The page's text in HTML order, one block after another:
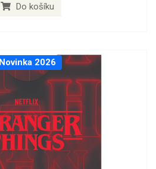
Do košíku
Novinka 2026